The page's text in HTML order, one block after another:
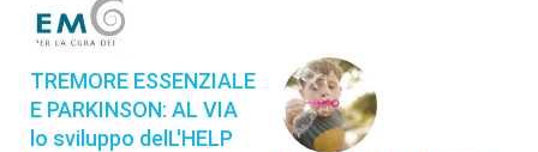
TREMORE ESSENZIALE
E PARKINSON: AL VIA
lo sviluppo delL'HELP